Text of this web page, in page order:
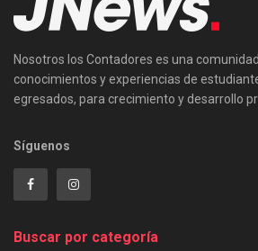
Nosotros los Contadores es una
conocimientos y experiencias de
egresados, para crecimiento y desarrollo
Síguenos
Buscar por categoría